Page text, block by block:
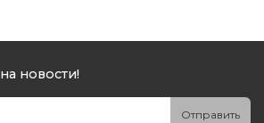
новости!
Отправить